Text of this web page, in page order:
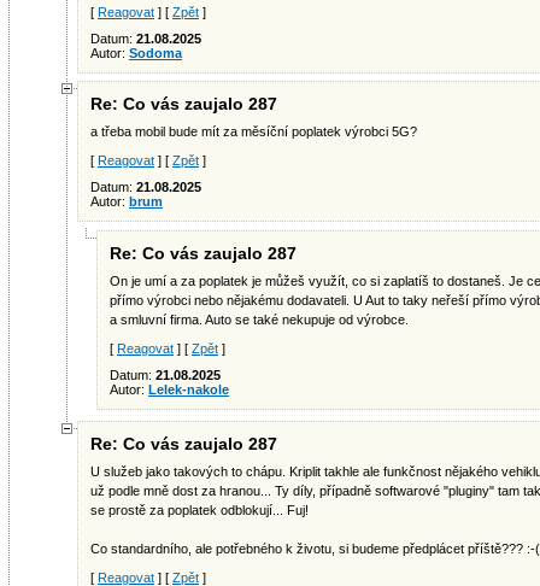
[ Reagovat ] [ Zpět ]
Datum: 21.08.2025
Autor: Sodoma
Re: Co vás zaujalo 287
a třeba mobil bude mít za měsíční poplatek výrobci 5G?
[ Reagovat ] [ Zpět ]
Datum: 21.08.2025
Autor: brum
Re: Co vás zaujalo 287
On je umí a za poplatek je můžeš využít, co si zaplatíš to dostaneš. Je
přímo výrobci nebo nějakému dodavateli. U Aut to taky neřeší přímo
a smluvní firma. Auto se také nekupuje od výrobce.
[ Reagovat ] [ Zpět ]
Datum: 21.08.2025
Autor: Lelek-nakole
Re: Co vás zaujalo 287
U služeb jako takových to chápu. Kriplit takhle ale funkčnost nějakého
už podle mně dost za hranou... Ty díly, případně softwarové "pluginy" tam
se prostě za poplatek odblokují... Fuj!
Co standardního, ale potřebného k životu, si budeme předplácet příště??? :-
[ Reagovat ] [ Zpět ]